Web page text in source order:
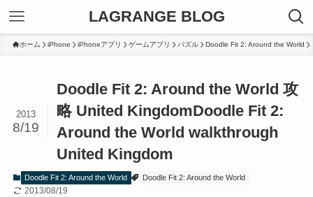
LAGRANGE BLOG
ホーム iPhone iPhoneアプリ ゲームアプリ パズル Doodle Fit 2: Around the World
Doodle Fit 2: Around the World 攻
略 United KingdomDoodle Fit 2:
Around the World walkthrough
United Kingdom
2013
8/19
Doodle Fit 2: Around the World Doodle Fit 2: Around the World
2013/08/19